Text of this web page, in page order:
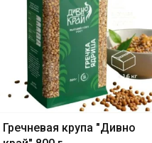
Гречневая крупа "Дивно